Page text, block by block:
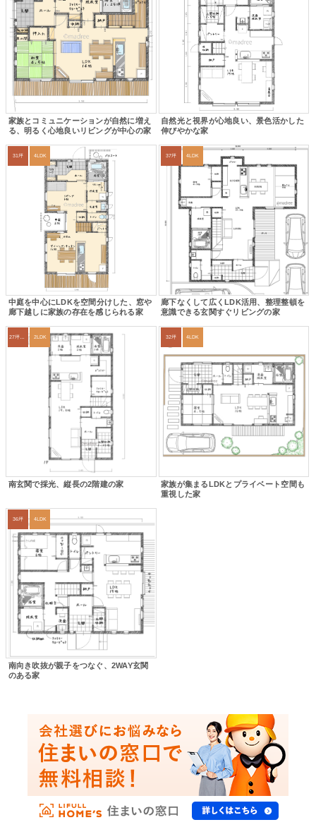
家族とコミュニケーションが自然に増え
る、明るく心地良いリビングが中心の家
自然光と視界が心地良い、景色活かした
伸びやかな家
31坪 4LDK
中庭を中心にLDKを空間分けした、窓や
廊下越しに家族の存在を感じられる家
37坪 4LDK
廊下なくして広くLDK活用、整理整頓を
意識できる玄関すぐリビングの家
27坪〜30坪 2LDK
南玄関で採光、縦長の2階建の家
32坪 4LDK
家族が集まるLDKとプライベート空間も
重視した家
36坪 4LDK
南向き吹抜が親子をつなぐ、2WAY玄関
のある家